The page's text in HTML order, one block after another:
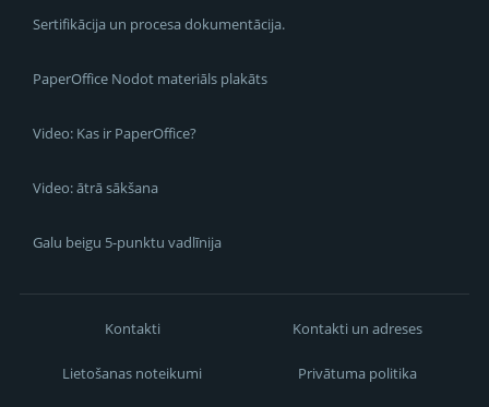
Sertifikācija un procesa dokumentācija.
PaperOffice Nodot materiāls plakāts
Video: Kas ir PaperOffice?
Video: ātrā sākšana
Galu beigu 5-punktu vadlīnija
Kontakti Kontakti un adreses
Lietošanas noteikumi Privātuma politika